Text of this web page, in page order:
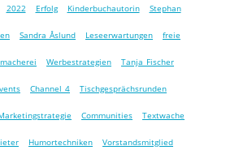
2022 Erfolg Kinderbuchautorin Stephan
Sandra Åslund Leseerwartungen freie
Werbestrategien Tanja Fischer
Channel 4 Tischgesprächsrunden
Communities Textwache
Humortechniken Vorstandsmitglied